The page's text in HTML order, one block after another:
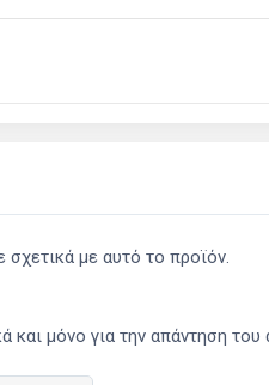
με αυτό το προϊόν.
μόνο για την απάντηση του